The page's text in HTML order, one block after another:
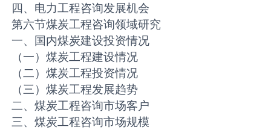
四、电力工程咨询发展机会
第六节煤炭工程咨询领域研究
一、国内煤炭建设投资情况
（一）煤炭工程建设情况
（二）煤炭工程投资情况
（三）煤炭工程发展趋势
二、煤炭工程咨询市场客户
三、煤炭工程咨询市场规模